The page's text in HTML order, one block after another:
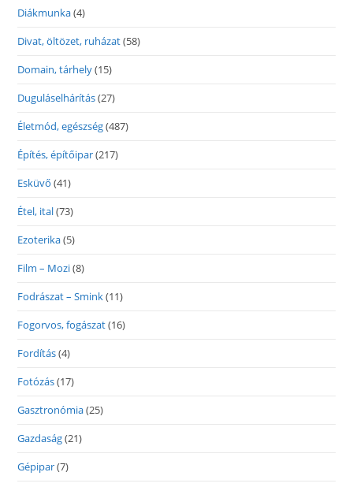
Diákmunka(4)
Divat, öltözet, ruházat(58)
Domain, tárhely(15)
Duguláselhárítás(27)
Életmód, egészség(487)
Építés, építőipar(217)
Esküvő (41)
Étel, ital(73)
Ezoterika(5)
Film – Mozi(8)
Fodrászat – Smink(11)
Fogorvos, fogászat(16)
Fordítás(4)
Fotózás(17)
Gasztronómia(25)
Gazdaság(21)
Gépipar(7)